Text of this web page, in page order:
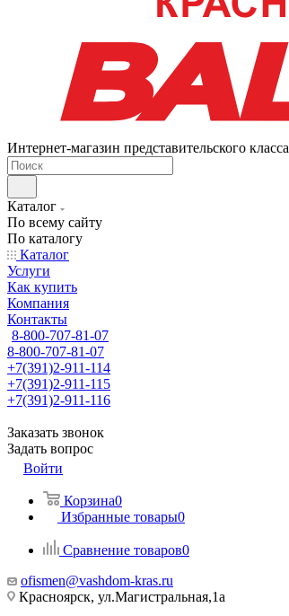
Интернет-магазин представительского класса
Каталог
По всему сайту
По каталогу
Каталог
Услуги
Как купить
Компания
Контакты
8-800-707-81-07
8-800-707-81-07
+7(391)2-911-114
+7(391)2-911-115
+7(391)2-911-116
Заказать звонок
Задать вопрос
Войти
Корзина0
Избранные товары0
Сравнение товаров0
ofismen@vashdom-kras.ru
Красноярск, ул.Магистральная,1а